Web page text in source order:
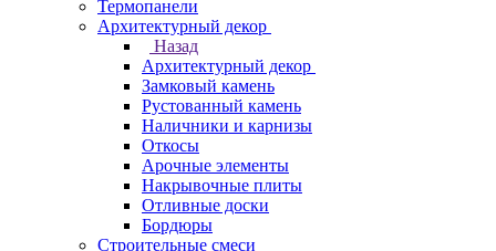
Термопанели
Архитектурный декор
Назад
Архитектурный декор
Замковый камень
Рустованный камень
Наличники и карнизы
Откосы
Арочные элементы
Накрывочные плиты
Отливные доски
Бордюры
Строительные смеси